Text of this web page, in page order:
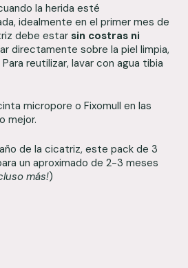
la herida esté
idealmente en el primer mes de
debe estar sin costras ni
directamente sobre la piel limpia,
reutilizar, lavar con agua tibia
micropore o Fixomull en las
mejor.
de la cicatriz, este pack de 3
un aproximado de 2-3 meses
más!)